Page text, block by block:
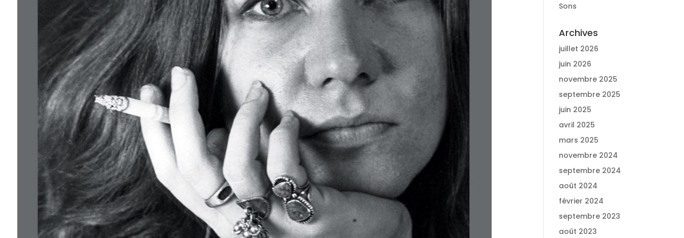
Sons
Archives
juillet 2026
juin 2026
novembre 2025
septembre 2025
juin 2025
avril 2025
mars 2025
novembre 2024
septembre 2024
août 2024
février 2024
septembre 2023
août 2023